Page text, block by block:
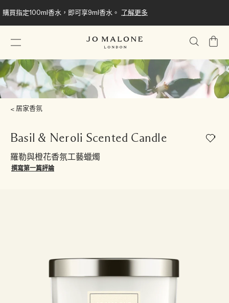
購買指定100ml香水，即可享9ml香水。 了解更多
我
購
物
車
居家香氛
Basil & Neroli Scented Candle
羅勒與橙花香氛工藝蠟燭
撰寫第一篇評論